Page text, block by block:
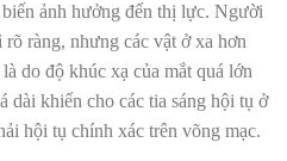
ảnh hưởng đến thị lực. Người
ràng, nhưng các vật ở xa hơn
do độ khúc xạ của mắt quá lớn
dài khiến cho các tia sáng hội tụ ở
hội tụ chính xác trên võng mạc.